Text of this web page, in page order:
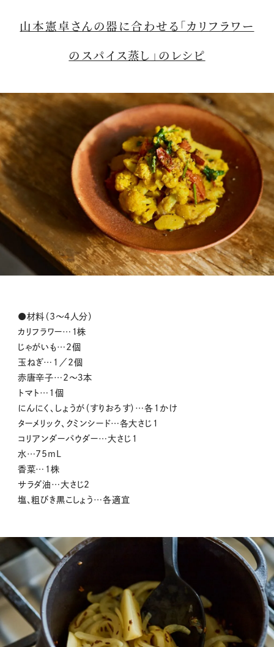
山本憲卓さんの器に合わせる「カリフラワー
のスパイス蒸し」のレシピ
●材料（3〜4人分）
カリフラワー…１株
じゃがいも…2個
玉ねぎ…１／2個
赤唐辛子…2〜３本
トマト…1個
にんにく、しょうが（すりおろす）…各１かけ
ターメリック、クミンシード…各大さじ１
コリアンダーパウダー…大さじ１
水…75mL
香菜…１株
サラダ油…大さじ2
塩、粗びき黒こしょう…各適宜